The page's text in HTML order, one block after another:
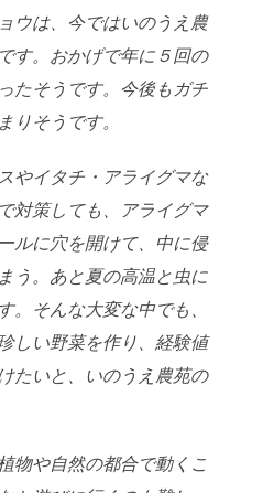
ウは、今ではいのうえ農
す。おかげで年に５回の
たそうです。今後もガチ
りそうです。
やイタチ・アライグマな
対策しても、
アライグマ
ルに穴を開けて、中に侵
う。あと夏の高温と虫に
。そんな大変な中でも、
しい野菜を作り、経験値
たいと、いのうえ農苑の
物や自然の都合で動くこ